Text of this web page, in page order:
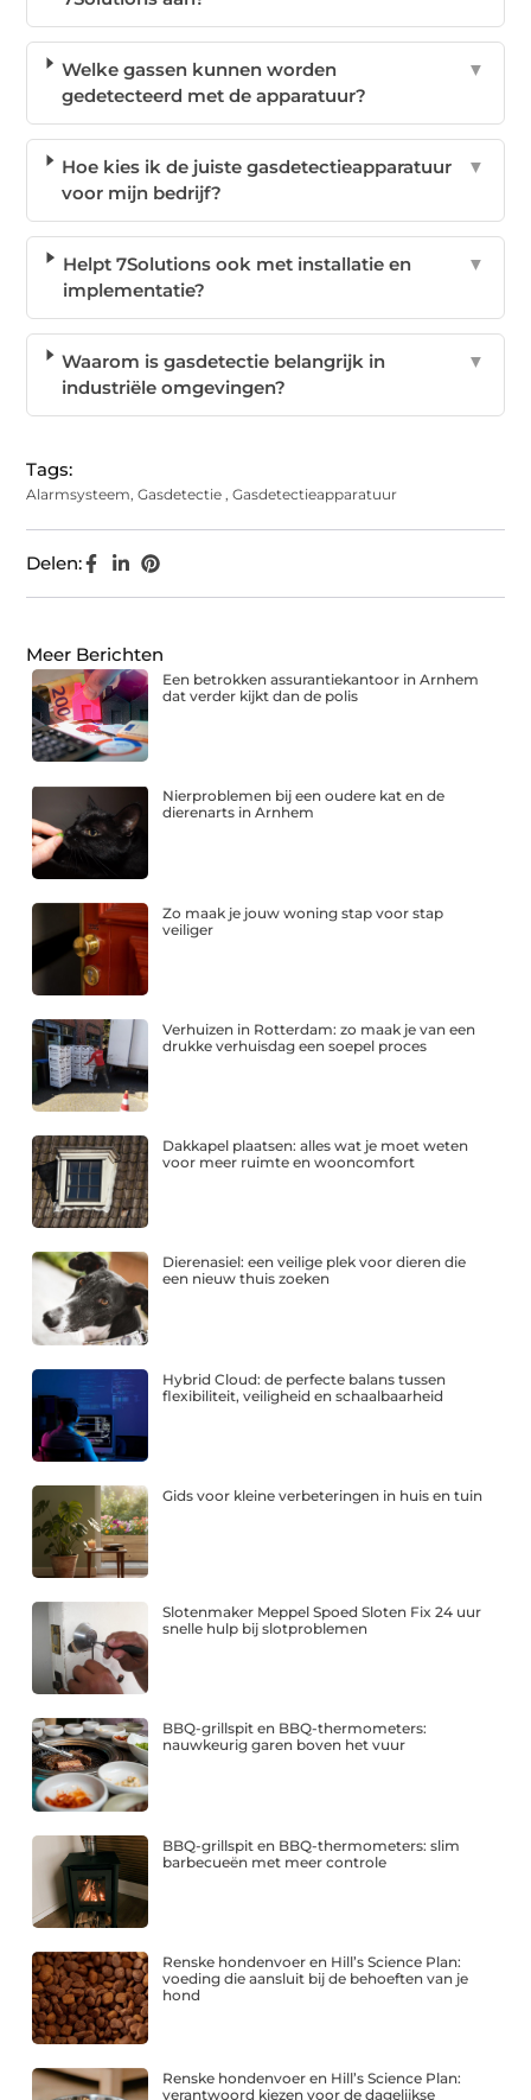
Welke gassen kunnen worden
gedetecteerd met de apparatuur?
▼
Hoe kies ik de juiste gasdetectieapparatuur
voor mijn bedrijf?
▼
Helpt 7Solutions ook met installatie en
implementatie?
▼
Waarom is gasdetectie belangrijk in
industriële omgevingen?
▼
Tags:
Alarmsysteem,Gasdetectie ,Gasdetectieapparatuur
Delen:
Meer Berichten
Een betrokken assurantiekantoor in Arnhem
dat verder kijkt dan de polis
Nierproblemen bij een oudere kat en de
dierenarts in Arnhem
Zo maak je jouw woning stap voor stap
veiliger
Verhuizen in Rotterdam: zo maak je van een
drukke verhuisdag een soepel proces
Dakkapel plaatsen: alles wat je moet weten
voor meer ruimte en wooncomfort
Dierenasiel: een veilige plek voor dieren die
een nieuw thuis zoeken
Hybrid Cloud: de perfecte balans tussen
flexibiliteit, veiligheid en schaalbaarheid
Gids voor kleine verbeteringen in huis en tuin
Slotenmaker Meppel Spoed Sloten Fix 24 uur
snelle hulp bij slotproblemen
BBQ-grillspit en BBQ-thermometers:
nauwkeurig garen boven het vuur
BBQ-grillspit en BBQ-thermometers: slim
barbecueën met meer controle
Renske hondenvoer en Hill’s Science Plan:
voeding die aansluit bij de behoeften van je
hond
Renske hondenvoer en Hill’s Science Plan:
verantwoord kiezen voor de dagelijkse